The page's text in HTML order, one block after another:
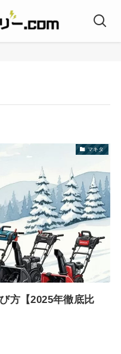
マキタ
方【2025年徹底比